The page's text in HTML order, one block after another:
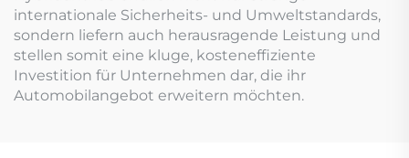
internationale Sicherheits- und Umweltstandards,
sondern liefern auch herausragende Leistung und
stellen somit eine kluge, kosteneffiziente
Investition für Unternehmen dar, die ihr
Automobilangebot erweitern möchten.